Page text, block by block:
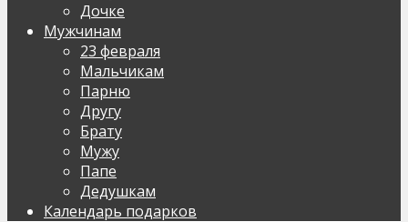
Дочке
Мужчинам
23 февраля
Мальчикам
Парню
Другу
Брату
Мужу
Папе
Дедушкам
Календарь подарков